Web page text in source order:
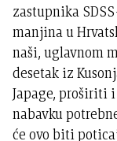
zastupnika
manjina u
naši, uglavnom
desetak iz
Japage, proširiti
nabavku
će ovo biti